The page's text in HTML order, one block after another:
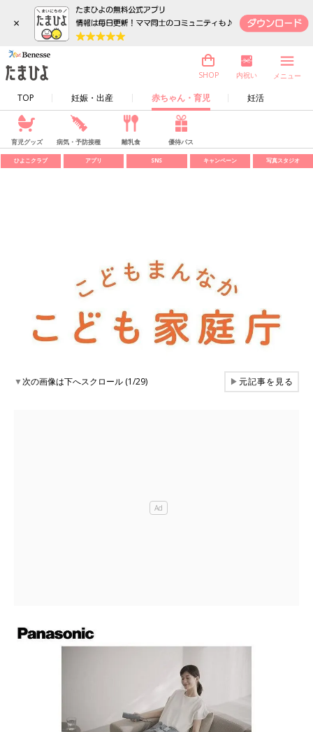
×
TOP 妊娠・出産 赤ちゃん・育児 妊活
SHOP 内祝い メニュー
育児グッズ 病気・予防接種 離乳食 優待パス
ひよこクラブ アプリ SNS キャンペーン 写真スタジオ
▼次の画像は下へスクロール (1/29) ▶元記事を見る